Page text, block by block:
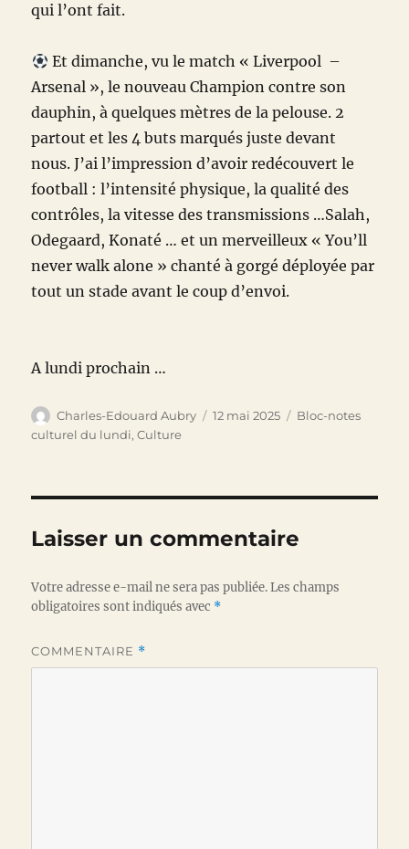
qui l’ont fait.
Et dimanche, vu le match « Liverpool –
Arsenal », le nouveau Champion contre son
dauphin, à quelques mètres de la pelouse. 2
partout et les 4 buts marqués juste devant
nous. J’ai l’impression d’avoir redécouvert le
football : l’intensité physique, la qualité des
contrôles, la vitesse des transmissions …Salah,
Odegaard, Konaté … et un merveilleux « You’ll
never walk alone » chanté à gorgé déployée par
tout un stade avant le coup d’envoi.
A lundi prochain …
Auteur
Charles-Edouard Aubry
Publié
12 mai 2025 Catégories
Bloc-notes
culturel du lundi,Culture
Laisser un commentaire
Votre adresse e-mail ne sera pas publiée. Les champs
obligatoires sont indiqués avec *
COMMENTAIRE *